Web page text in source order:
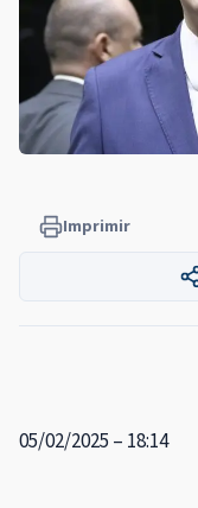
Imprimir
05/02/2025 – 18:14